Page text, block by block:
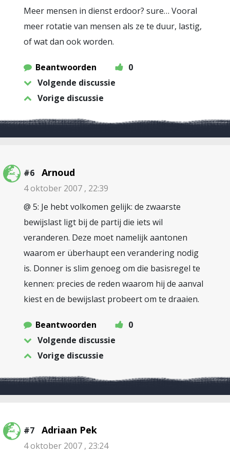
Meer mensen in dienst erdoor? sure… Vooral
meer rotatie van mensen als ze te duur, lastig,
of wat dan ook worden.
Beantwoorden
0
Volgende discussie
Vorige discussie
#6 Arnoud
4 oktober 2007 , 22:39
@ 5: Je hebt volkomen gelijk: de zwaarste
bewijslast ligt bij de partij die iets wil
veranderen. Deze moet namelijk aantonen
waarom er überhaupt een verandering nodig
is. Donner is slim genoeg om die basisregel te
kennen: precies de reden waarom hij de aanval
kiest en de bewijslast probeert om te draaien.
Beantwoorden
0
Volgende discussie
Vorige discussie
#7 Adriaan Pek
4 oktober 2007 , 23:24